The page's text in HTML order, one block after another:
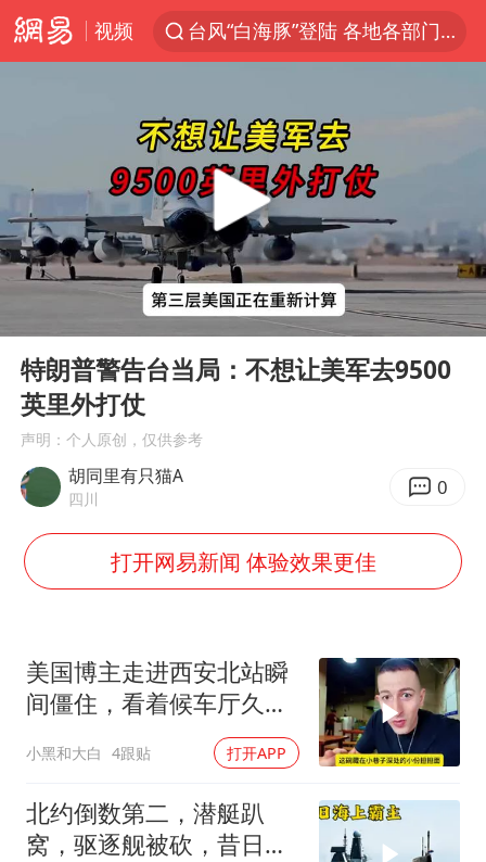
视频
白海豚雨量超越利奇马、巴威
上海地铁4条线路全线停运
宇树申购 中一签有望赚20万元
4.2平卫生间补漏注胶花1.55万
白海豚路径图
武汉3名城管协管员殴打摊主被刑拘
律师谈贾冰私人饭局被偷拍
男子结婚8年3个女儿都不是亲生
5万小车卖不动 微型代步车集体遇冷
手机真会“偷听”我们说话吗
加沙约14万栋建筑被完全摧毁
从科技创新看开局起步的时与势
Play
06:59
特朗普警告台当局：不想让美军去9500
英里外打仗
声明：个人原创，仅供参考
胡同里有只猫A
四川 0
打开网易新闻 体验效果更佳
美国博主走进西安北站瞬
间僵住，看着候车厅久久
小黑和大白 4跟贴 打开APP
北约倒数第二，潜艇趴
窝，驱逐舰被砍，昔日的